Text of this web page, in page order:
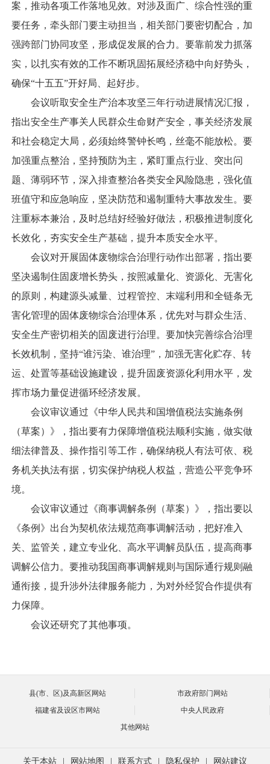
案，推动各项工作落地见效。对涉及面广、综合性强的重
要任务，牵头部门要主动担当，相关部门要密切配合，加
强跨部门协同攻坚，形成促发展的合力。要靠前发力抓落
实，以扎实有效的工作不断巩固拓展经济稳中向好势头，
确保“十五五”开好局、起好步。
会议听取安全生产治本攻坚三年行动进展情况汇报，
指出安全生产事关人民群众生命财产安全，事关经济发展
和社会稳定大局，必须始终警钟长鸣，丝毫不能放松。要
加强重点整治，坚持预防为主，紧盯重点行业、突出问
题、薄弱环节，深入排查整治各类安全风险隐患，强化值
班值守和应急响应，坚决防范和遏制重特大事故发生。要
注重标本兼治，及时总结好经验好做法，积极推进制度化
长效化，夯实安全生产基础，提升本质安全水平。
会议对开展固体废物综合治理行动作出部署，指出要
坚决遏制住固废增长势头，按照减量化、资源化、无害化
的原则，构建源头减量、过程管控、末端利用和全链条无
害化管理的固体废物综合治理体系，优先对与群众生活、
安全生产密切相关的固废进行治理。要加快完善综合治理
长效机制，坚持“谁污染、谁治理”，加强无害化贮存、转
运、处置等基础设施建设，提升固废资源化利用水平，发
挥市场力量促进循环经济发展。
会议审议通过《中华人民共和国增值税法实施条例
（草案）》，指出要有力保障增值税法顺利实施，做实做
细法律普及、操作指引等工作，确保纳税人有法可依、税
务机关执法有据，切实保护纳税人权益，营造公平竞争环
境。
会议审议通过《商事调解条例（草案）》，指出要以
《条例》出台为契机依法规范商事调解活动，把好准入
关、监管关，建立专业化、高水平调解员队伍，提高商事
调解公信力。要推动我国商事调解规则与国际通行规则融
通衔接，提升涉外法律服务能力，为对外经贸合作提供有
力保障。
会议还研究了其他事项。
县(市、区)及高新区网站
市政府部门网站
福建省及设区市网站
中央人民政府
其他网站
关于本站 网站地图 联系方式 隐私保护 网站建议